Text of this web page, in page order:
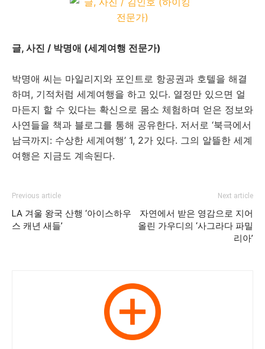
글, 사진 / 박명애 (세계여행 전문가)
박명애 씨는 마일리지와 포인트로 항공권과 호텔을 해결
하며, 기적처럼 세계여행을 하고 있다. 열정만 있으면 얼
마든지 할 수 있다는 확신으로 몸소 체험하며 얻은 정보와
사연들을 책과 블로그를 통해 공유한다. 저서로 ‘북극에서
남극까지: 수상한 세계여행’ 1, 2가 있다. 그의 알뜰한 세계
여행은 지금도 계속된다.
Previous article
LA 겨울 왕국 산행 ‘아이스하우
스 캐년 새들’
Next article
자연에서 받은 영감으로 지어
올린 가우디의 ‘사그라다 파밀
리아’